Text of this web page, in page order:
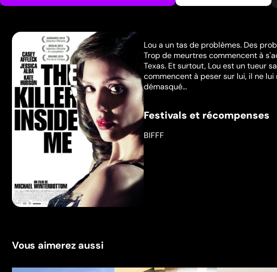
Lou a un tas de problèmes. Des
Trop de meurtres commencent à
Texas. Et surtout, Lou est un tueur
commencent à peser sur lui, il ne
démasqué...
Festivals et récompenses
BIFFF
Vous aimerez aussi